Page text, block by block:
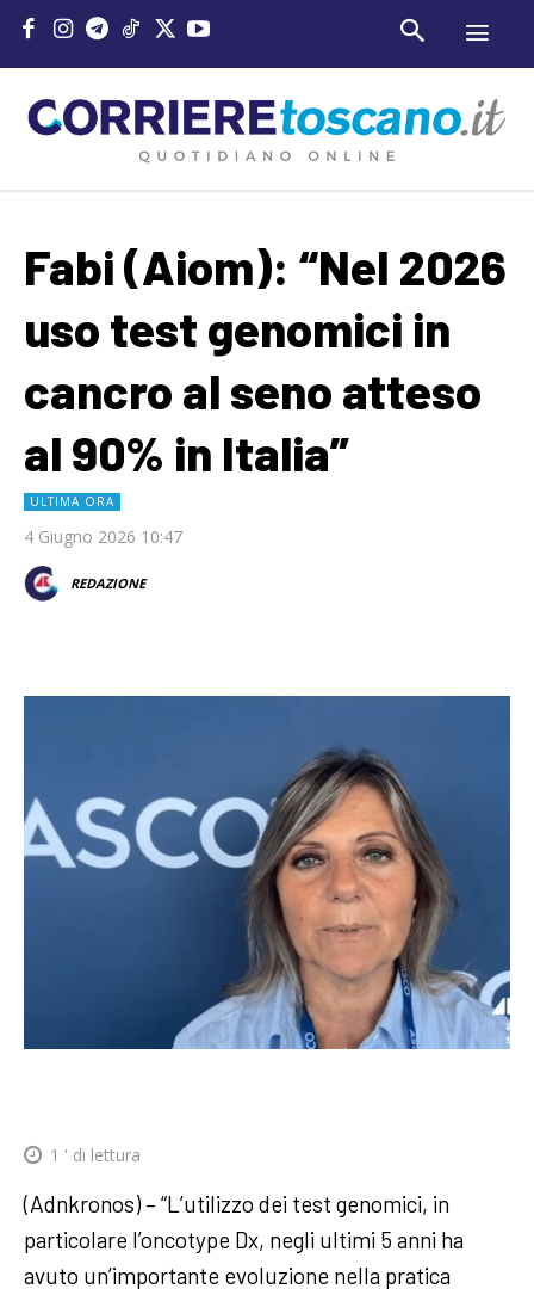
Fabi (Aiom): “Nel 2026
uso test genomici in
cancro al seno atteso
al 90% in Italia”
ULTIMA ORA
4 Giugno 2026 10:47
REDAZIONE
1 ' di lettura
(Adnkronos) – “L’utilizzo dei test genomici, in
particolare l’oncotype Dx, negli ultimi 5 anni ha
avuto un’importante evoluzione nella pratica